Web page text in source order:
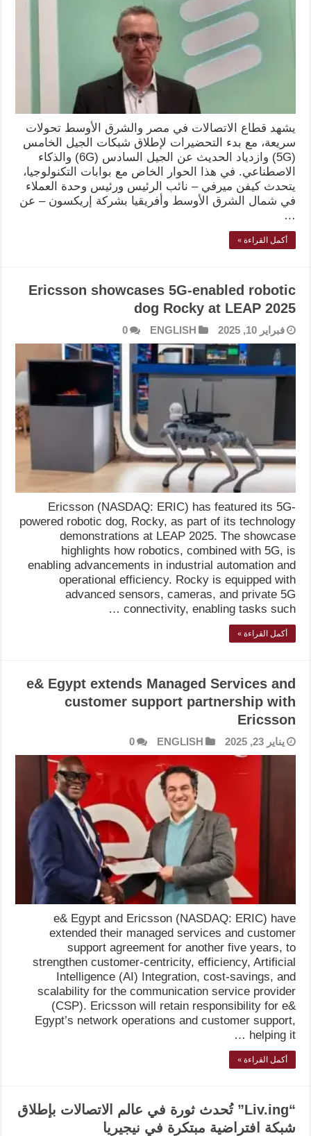
يشهد قطاع الاتصالات في مصر والشرق الأوسط تحولات
سريعة، مع بدء التحضيرات لإطلاق شبكات الجيل الخامس
(5G) وازدياد الحديث عن الجيل السادس (6G) والذكاء
الاصطناعي. في هذا الحوار الخاص مع بوابات التكنولوجيا،
يتحدث كيفن ميرفي – نائب الرئيس ورئيس وحدة العملاء
في شمال الشرق الأوسط وأفريقيا بشركة إريكسون – عن
…
أكمل القراءة »
Ericsson showcases 5G-enabled robotic
dog Rocky at LEAP 2025
فبراير 10, 2025 ENGLISH
0
Ericsson (NASDAQ: ERIC) has featured its 5G-
powered robotic dog, Rocky, as part of its technology
demonstrations at LEAP 2025. The showcase
highlights how robotics, combined with 5G, is
enabling advancements in industrial automation and
operational efficiency. Rocky is equipped with
advanced sensors, cameras, and private 5G
connectivity, enabling tasks such …
أكمل القراءة »
e& Egypt extends Managed Services and
customer support partnership with
Ericsson
يناير 23, 2025 ENGLISH
0
e& Egypt and Ericsson (NASDAQ: ERIC) have
extended their managed services and customer
support agreement for another five years, to
strengthen customer-centricity, efficiency, Artificial
Intelligence (AI) Integration, cost-savings, and
scalability for the communication service provider
(CSP). Ericsson will retain responsibility for e&
Egypt’s network operations and customer support,
helping it …
أكمل القراءة »
“Liv.ing” تُحدث ثورة في عالم الاتصالات بإطلاق
شبكة افتراضية مبتكرة في نيجيريا